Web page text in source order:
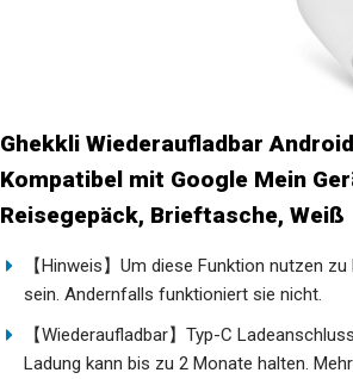
Ghekkli Wiederaufladbar
Kompatibel mit Google Mein
Reisegepäck, Brieftasche, Weiß
【Hinweis】Um diese Funktion nutzen
sein. Andernfalls funktioniert sie nicht.
【Wiederaufladbar】Typ-C
Ladung kann bis zu 2 Monate halten.